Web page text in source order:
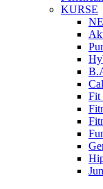
KURSE
Fit